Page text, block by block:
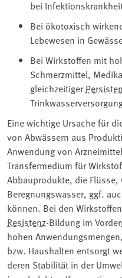
bei
Bei ökotoxisch
Lebewesen in
Bei Wirkstoffen mit
Schmerzmittel,
gleichzeitiger
Eine wichtige Ursache für
von Abwässern aus
Anwendung von
Transfermedium für
Abbauprodukte, die
Beregnungswasser, ggf.
können. Bei den
Resistenz-Bildung im
hohen
bzw. Haushalten entsorgt
deren Stabilität in der